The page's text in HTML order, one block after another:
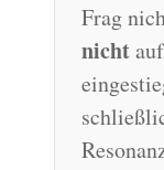
Frag
nicht